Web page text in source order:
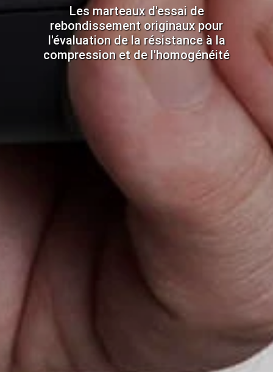
Les marteaux d'essai de
rebondissement originaux pour
l'évaluation de la résistance à la
compression et de l'homogénéité